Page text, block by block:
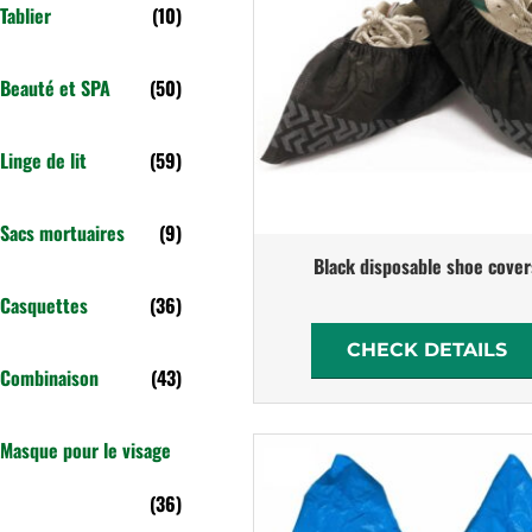
Tablier (10)
Beauté et SPA (50)
Linge de lit (59)
Sacs mortuaires (9)
Casquettes (36)
Combinaison (43)
Masque pour le visage
(36)
Black disposable shoe
CHECK DETAILS